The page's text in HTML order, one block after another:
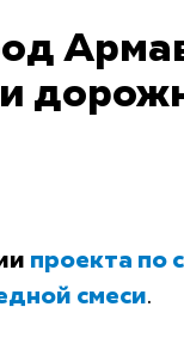
проекта по
смеси.